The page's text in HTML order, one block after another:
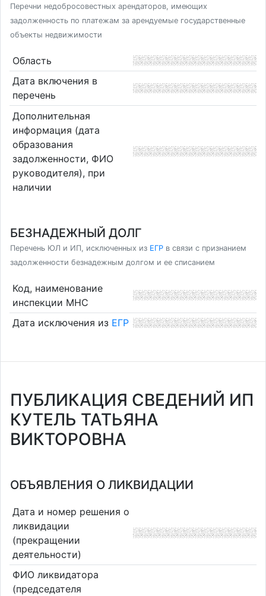
Перечни недобросовестных арендаторов, имеющих
задолженность по платежам за арендуемые государственные
объекты недвижимости
Область
Дата включения в
перечень
Дополнительная
информация (дата
образования
задолженности, ФИО
руководителя), при
наличии
БЕЗНАДЕЖНЫЙ ДОЛГ
Перечень ЮЛ и ИП, исключенных из ЕГР в связи с признанием
задолженности безнадежным долгом и ее списанием
Код, наименование
инспекции МНС
Дата исключения из ЕГР
ПУБЛИКАЦИЯ СВЕДЕНИЙ ИП
КУТЕЛЬ ТАТЬЯНА
ВИКТОРОВНА
ОБЪЯВЛЕНИЯ О ЛИКВИДАЦИИ
Дата и номер решения о
ликвидации
(прекращении
деятельности)
ФИО ликвидатора
(председателя